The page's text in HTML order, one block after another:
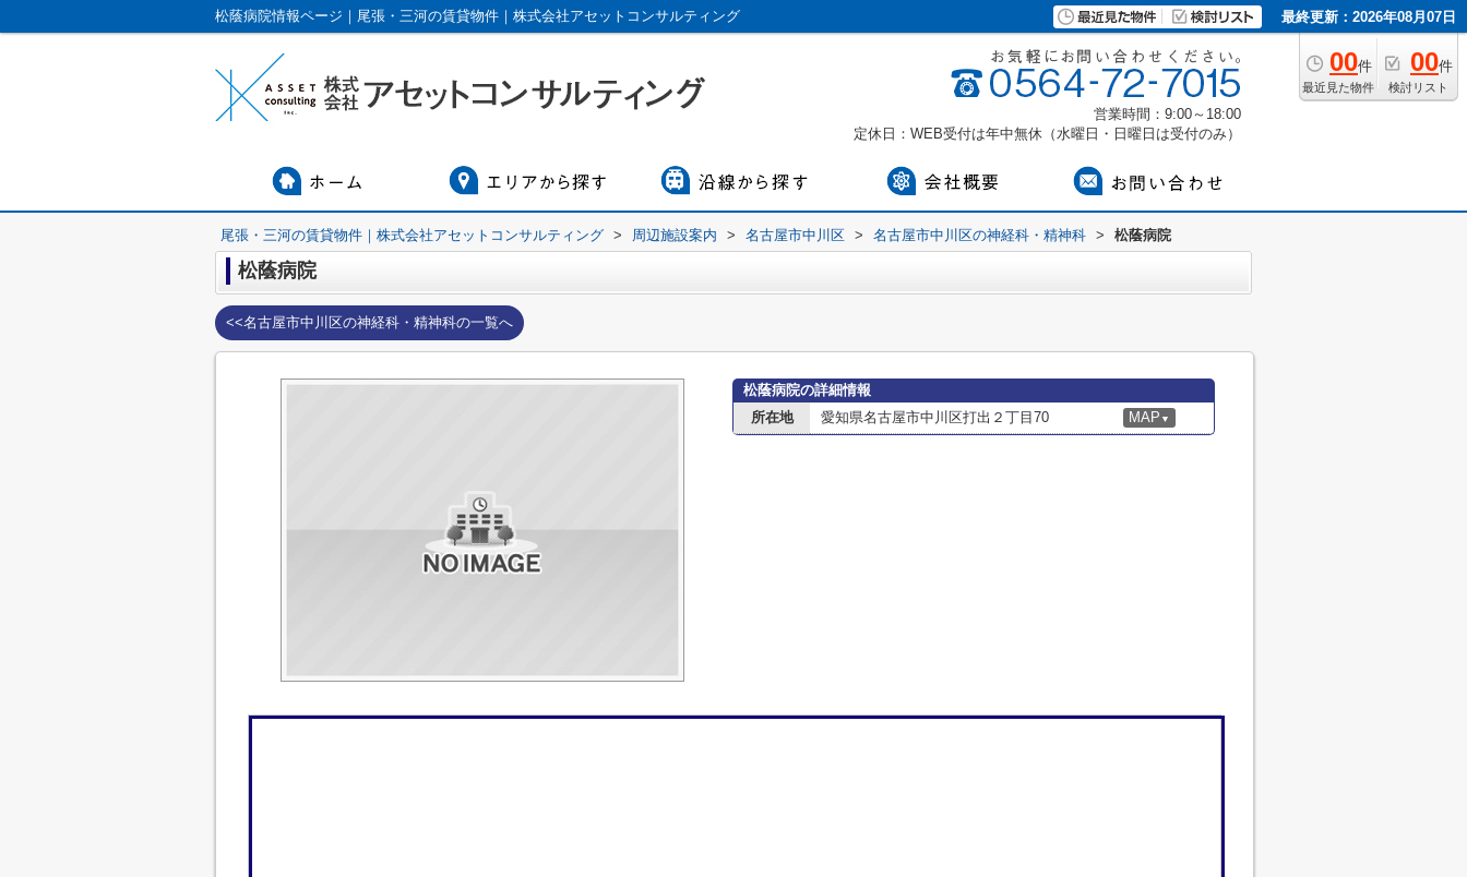
松蔭病院情報ページ｜尾張・三河の賃貸物件｜株式会社アセットコンサルティング 最終更新：2026年08月07日
00件
最近見た物件
00件
検討リスト
営業時間：9:00～18:00
定休日：WEB受付は年中無休（水曜日・日曜日は受付のみ）
尾張・三河の賃貸物件｜株式会社アセットコンサルティング > 周辺施設案内 > 名古屋市中川区 > 名古屋市中川区の神経科・精神科 > 松蔭病院
松蔭病院
<<名古屋市中川区の神経科・精神科の一覧へ
松蔭病院の詳細情報
所在地
愛知県名古屋市中川区打出２丁目70 MAP ▼